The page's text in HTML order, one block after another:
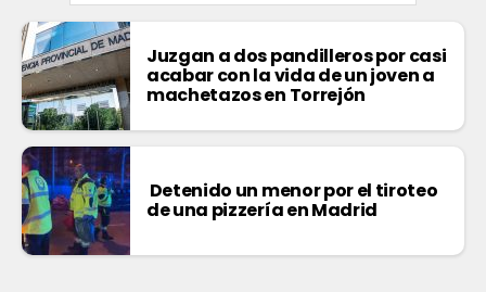
Juzgan a dos pandilleros por casi
acabar con la vida de un joven a
machetazos en Torrejón
Detenido un menor por el tiroteo
de una pizzería en Madrid